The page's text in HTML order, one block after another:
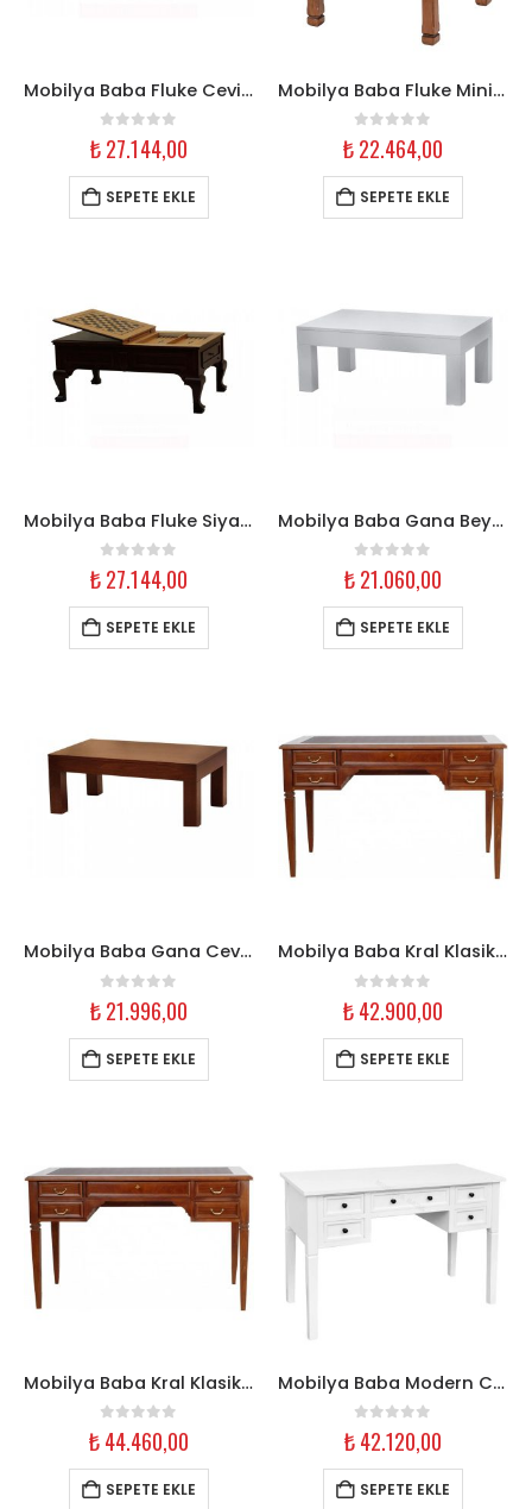
Mobilya Baba Fluke Ceviz Açılır Tavla Orta Sehpa
0out of 5
₺27.144,00
SEPETE EKLE
Mobilya Baba Fluke Mini Ceviz Açılır Tavla Orta Sehpa
0out of 5
₺22.464,00
SEPETE EKLE
Mobilya Baba Fluke Siyah Açılır Tavla Orta Sehpa
0out of 5
₺27.144,00
SEPETE EKLE
Mobilya Baba Gana Beyaz Orta Sehpa
0out of 5
₺21.060,00
SEPETE EKLE
Mobilya Baba Gana Ceviz Orta Sehpa
₺21.996,00
SEPETE EKLE
Mobilya Baba Kral Klasik Ahşap Çalışma Masası – 130 cm Ceviz
₺42.900,00
SEPETE EKLE
Mobilya Baba Kral Klasik Ahşap Çalışma Masası – 140 cm Ceviz
0out of 5
₺44.460,00
SEPETE EKLE
Mobilya Baba Modern Country Beyaz Çalışma Masası – 145 cm
0out of 5
₺42.120,00
SEPETE EKLE